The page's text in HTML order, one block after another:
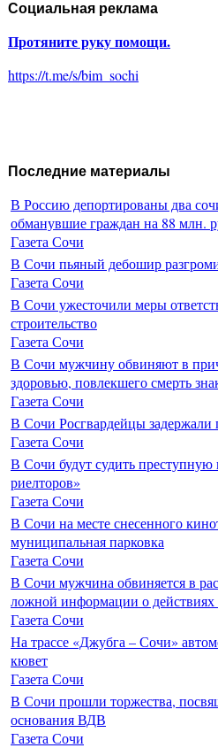
Социальная реклама
Протяните руку помощи.
https://t.me/s/bim_sochi
Последние материалы
В Россию депортированы два
обманувшие граждан на 88 млн.
Газета Сочи
В Сочи пьяный дебошир
Газета Сочи
В Сочи ужесточили меры
строительство
Газета Сочи
В Сочи мужчину обвиняют в
здоровью, повлекшего смерть
Газета Сочи
В Сочи Росгвардейцы задержали
Газета Сочи
В Сочи будут судить
риелторов»
Газета Сочи
В Сочи на месте снесенного
муниципальная парковка
Газета Сочи
В Сочи мужчина обвиняется в
ложной информации о
Газета Сочи
На трассе «Джубга – Сочи»
кювет
Газета Сочи
В Сочи прошли торжества,
основания ВДВ
Газета Сочи